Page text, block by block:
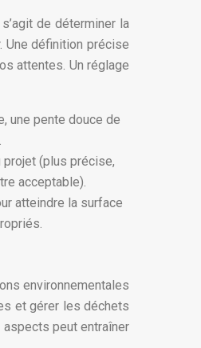
de déterminer la
Une définition précise
attentes. Un réglage
une pente douce de
projet (plus précise,
acceptable).
atteindre la surface
environnementales
et gérer les déchets
peut entraîner